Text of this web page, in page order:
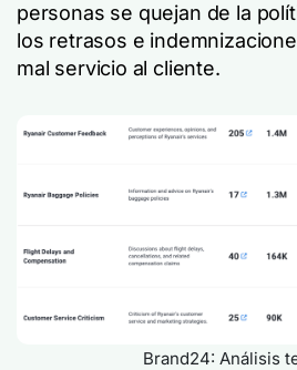
personas se quejan de la
los retrasos e
mal servicio al cliente.
Brand24: Análisis